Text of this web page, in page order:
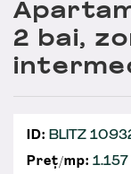
2 bai,
ID: BLITZ
Preț/mp: